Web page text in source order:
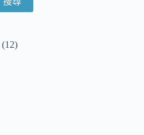
12